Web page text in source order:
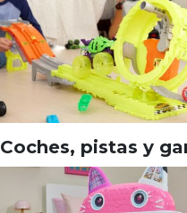
Coches, pistas y